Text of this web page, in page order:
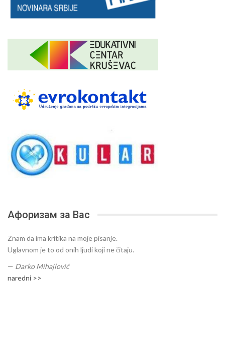
Афоризам за Вас
Znam da ima kritika na moje pisanje.
Uglavnom je to od onih ljudi koji ne čitaju.
— Darko Mihajlović
naredni >>